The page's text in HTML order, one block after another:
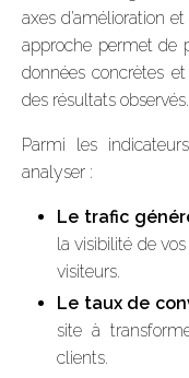
axes d’amélioration
approche permet de
données concrètes
des résultats observés.
Parmi les
analyser :
Le trafic
la visibilité de
visiteurs.
Le taux de
site à
clients.